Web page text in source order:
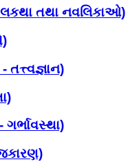
તથા નવલિકાઓ)